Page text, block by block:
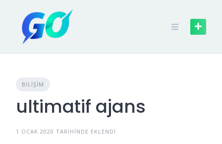
BILIŞIM
ultimatif ajans
1 OCAK 2020 TARIHINDE EKLENDI